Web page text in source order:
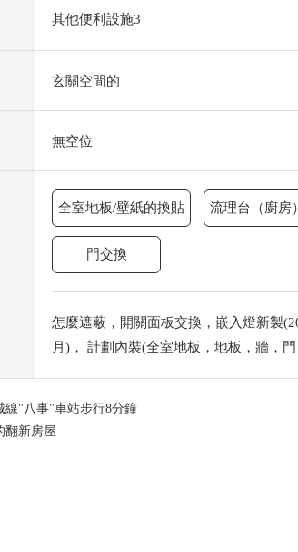
其他便利設施3
玄關空間的
無空位
全室地板/壁紙的換貼 流理台（廚房
門交換
怎麼遮蔽，開關面板交換，嵌入燈新製
月)， 計劃內裝(全室地板，地板，牆，
"八事"車站步行8分鐘
新房屋